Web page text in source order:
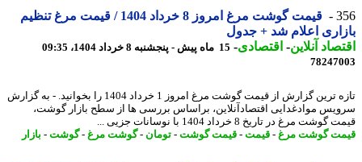
قیمت گوشت مرغ امروز 8 خرداد 1404 / قیمت مرغ تنظیم
اعلام شد + جدول
آنلاین-اقتصادی-15 ماه پیش - پنجشنبه 8 خرداد 1404، 09:35
تازه ترین گزارش از قیمت گوشت مرغ امروز 1 خرداد 1404 را بخوانید. - به گزارش
موادغدایی اقتصادآنلاین، براساس بررسی ها از سطح بازار گوشت،
مرغ در تاریخ 8 خرداد 1404 با نوسانات جزیی ...
گوشت مرغ -قیمت-قیمت گوشت-تومان-گوشت مرغ -گوشت-بازار